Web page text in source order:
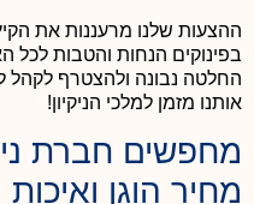
ההצעות שלנו מרעננות את
בפינוקים הנחות והטבות
החלטה נבונה ולהצטרף לקהל
אותנו מזמן למלכי הניקיון!
מחפשים חברת
מחיר הוגן